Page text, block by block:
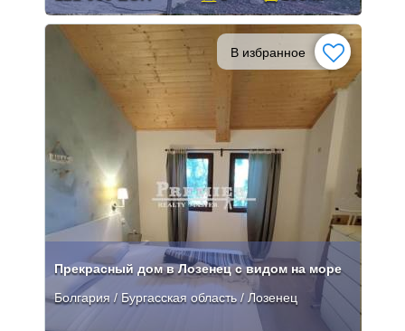
В избранное
Прекрасный дом в Лозенец с видом на море
Болгария / Бургасская область / Лозенец